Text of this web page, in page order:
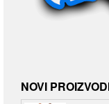
NOVI